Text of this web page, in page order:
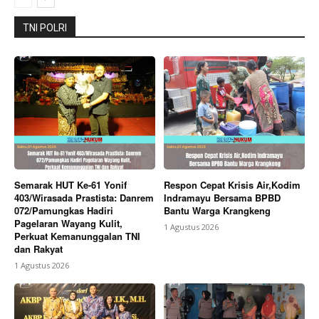
TNI POLRI
Semarak HUT Ke-61 Yonif
403/Wirasada Prastista: Danrem
072/Pamungkas Hadiri
Pagelaran Wayang Kulit,
Perkuat Kemanunggalan TNI
dan Rakyat
1 Agustus 2026
Respon Cepat Krisis Air,Kodim
Indramayu Bersama BPBD
Bantu Warga Krangkeng
1 Agustus 2026